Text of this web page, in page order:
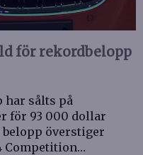
för rekordbelopp
har sålts på
för 93 000 dollar
överstiger
Competition…